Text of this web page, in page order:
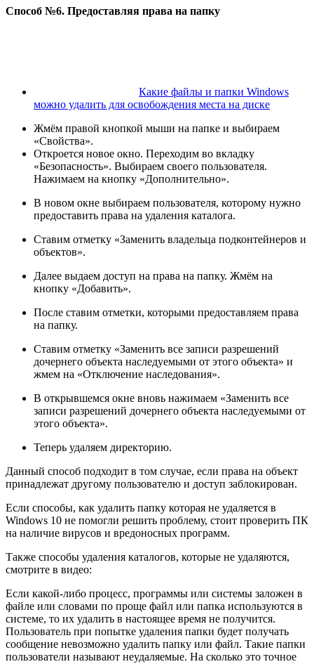
Способ №6. Предоставляя права на папку
Какие файлы и папки Windows
можно удалить для освобождения места на диске
Жмём правой кнопкой мыши на папке и выбираем
«Свойства».
Откроется новое окно. Переходим во вкладку
«Безопасность». Выбираем своего пользователя.
Нажимаем на кнопку «Дополнительно».
В новом окне выбираем пользователя, которому нужно
предоставить права на удаления каталога.
Ставим отметку «Заменить владельца подконтейнеров и
объектов».
Далее выдаем доступ на права на папку. Жмём на
кнопку «Добавить».
После ставим отметки, которыми предоставляем права
на папку.
Ставим отметку «Заменить все записи разрешений
дочернего объекта наследуемыми от этого объекта» и
жмем на «Отключение наследования».
В открывшемся окне вновь нажимаем «Заменить все
записи разрешений дочернего объекта наследуемыми от
этого объекта».
Теперь удаляем директорию.
Данный способ подходит в том случае, если права на объект
принадлежат другому пользователю и доступ заблокирован.
Если способы, как удалить папку которая не удаляется в
Windows 10 не помогли решить проблему, стоит проверить ПК
на наличие вирусов и вредоносных программ.
Также способы удаления каталогов, которые не удаляются,
смотрите в видео:
Если какой-либо процесс, программы или системы заложен в
файле или словами по проще файл или папка используются в
системе, то их удалить в настоящее время не получится.
Пользователь при попытке удаления папки будет получать
сообщение невозможно удалить папку или файл. Такие папки
пользователи называют неудаляемые. На сколько это точное